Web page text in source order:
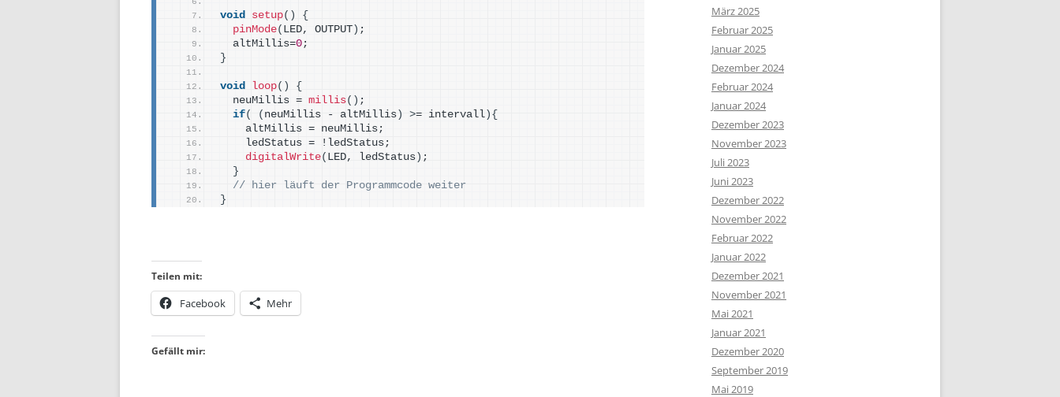
void setup()
{
pinMode( LED, OUTPUT ) ;
  altMillis=
0;
}
void loop()
{
  neuMillis =
millis() ;
if( ( neuMillis - altMillis ) >= intervall ){
    altMillis = neuMillis;
    ledStatus = !ledStatus;
digitalWrite( LED, ledStatus ) ;
}
// hier läuft der Programmcode weiter
}
Teilen mit:
Facebook Mehr
Gefällt mir:
März 2025
Februar 2025
Januar 2025
Dezember 2024
Februar 2024
Januar 2024
Dezember 2023
November 2023
Juli 2023
Juni 2023
Dezember 2022
November 2022
Februar 2022
Januar 2022
Dezember 2021
November 2021
Mai 2021
Januar 2021
Dezember 2020
September 2019
Mai 2019